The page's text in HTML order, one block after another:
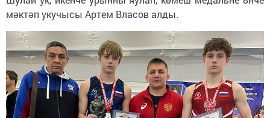
мәктәп укучысы Артем Власов алды.